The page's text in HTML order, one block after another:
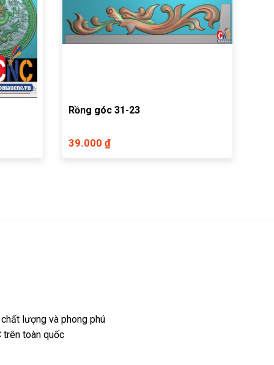
Rồng góc 31-23
39.000 ₫
lượng và phong phú
trên toàn quốc